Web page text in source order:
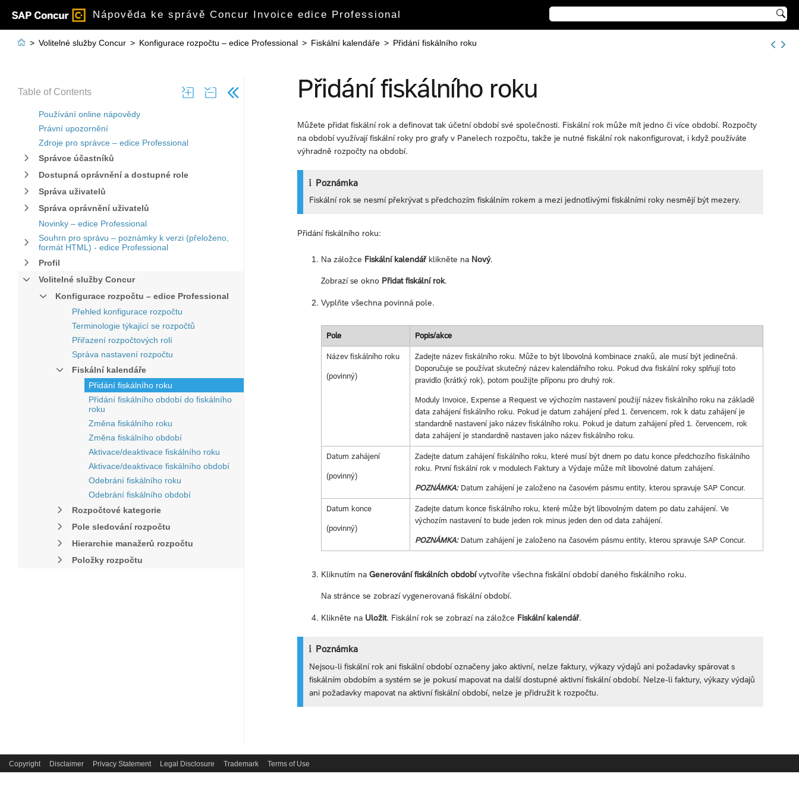
Nápověda ke správě Concur Invoice edice Professional 
Table of Contents
Používání online nápovědy
Právní upozornění
Zdroje pro správce – edice Professional
Správce účastníků
Dostupná oprávnění a dostupné role
Správa uživatelů
Správa oprávnění uživatelů
Novinky – edice Professional
Souhrn pro správu – poznámky k verzi (přeloženo,
formát HTML) - edice Professional
Profil
Volitelné služby Concur
Konfigurace rozpočtu – edice Professional
Přehled konfigurace rozpočtu
Terminologie týkající se rozpočtů
Přiřazení rozpočtových rolí
Správa nastavení rozpočtu
Fiskální kalendáře
Přidání fiskálního roku
Přidání fiskálního období do fiskálního
roku
Změna fiskálního roku
Změna fiskálního období
Aktivace/deaktivace fiskálního roku
Aktivace/deaktivace fiskálního období
Odebrání fiskálního roku
Odebrání fiskálního období
Rozpočtové kategorie
Pole sledování rozpočtu
Hierarchie manažerů rozpočtu
Položky rozpočtu
 > Volitelné služby Concur > Konfigurace rozpočtu – edice Professional > Fiskální kalendáře > Přidání fiskálního roku
Přidání fiskálního roku
Můžete přidat fiskální rok a definovat tak účetní období své společnosti. Fiskální rok může mít jedno či více období. Rozpočty
na období využívají fiskální roky pro grafy v Panelech rozpočtu, takže je nutné fiskální rok nakonfigurovat, i když používáte
výhradně rozpočty na období.
Poznámka
Fiskální rok se nesmí překrývat s předchozím fiskálním rokem a mezi jednotlivými fiskálními roky nesmějí být mezery.
Přidání fiskálního roku:
Na záložce Fiskální kalendářklikněte na Nový.
Zobrazí se okno Přidat fiskální rok.
Vyplňte všechna povinná pole.
Pole Popis/akce
Název fiskálního roku
(povinný)
Zadejte název fiskálního roku. Může to být libovolná kombinace znaků, ale musí být jedinečná.
Doporučuje se používat skutečný název kalendářního roku. Pokud dva fiskální roky splňují toto
pravidlo (krátký rok), potom použijte příponu pro druhý rok.
Moduly Invoice, Expense a Request ve výchozím nastavení použijí název fiskálního roku na základě
data zahájení fiskálního roku. Pokud je datum zahájení před 1. červencem, rok k datu zahájení je
standardně nastavení jako název fiskálního roku. Pokud je datum zahájení před 1. červencem, rok
data zahájení je standardně nastaven jako název fiskálního roku.
Datum zahájení
(povinný)
Zadejte datum zahájení fiskálního roku, které musí být dnem po datu konce předchozího fiskálního
roku. První fiskální rok v modulech Faktury a Výdaje může mít libovolné datum zahájení.
POZNÁMKA:Datum zahájení je založeno na časovém pásmu entity, kterou spravuje SAP Concur.
Datum konce
(povinný)
Zadejte datum konce fiskálního roku, které může být libovolným datem po datu zahájení. Ve
výchozím nastavení to bude jeden rok minus jeden den od data zahájení.
POZNÁMKA:Datum zahájení je založeno na časovém pásmu entity, kterou spravuje SAP Concur.
Kliknutím na Generování fiskálních obdobívytvoříte všechna fiskální období daného fiskálního roku.
Na stránce se zobrazí vygenerovaná fiskální období.
Klikněte na Uložit. Fiskální rok se zobrazí na záložce Fiskální kalendář.
Poznámka
Nejsou-li fiskální rok ani fiskální období označeny jako aktivní, nelze faktury, výkazy výdajů ani požadavky spárovat s
fiskálním obdobím a systém se je pokusí mapovat na další dostupné aktivní fiskální období. Nelze-li faktury, výkazy výdajů
ani požadavky mapovat na aktivní fiskální období, nelze je přidružit k rozpočtu.
Copyright Disclaimer Privacy Statement Legal Disclosure Trademark Terms of Use